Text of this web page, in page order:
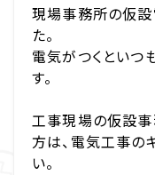
現場事務所の仮
た。
電気がつくといつ
す。
工事現場の仮設
方は、電気工事の
い。